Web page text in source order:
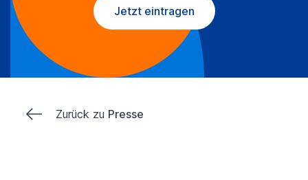
Jetzt eintragen
Zurück zu Presse